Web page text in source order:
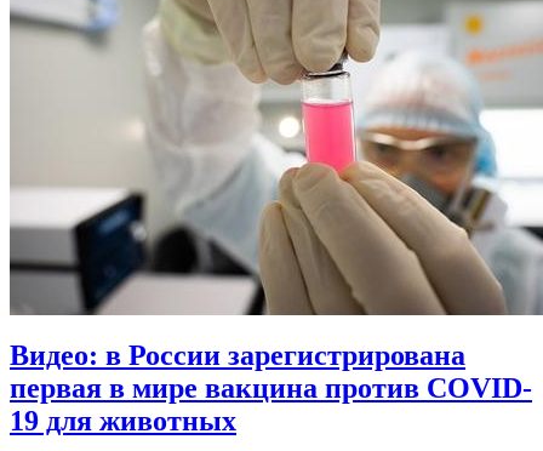
Видео: в России зарегистрирована
первая в мире вакцина против COVID-
19 для животных